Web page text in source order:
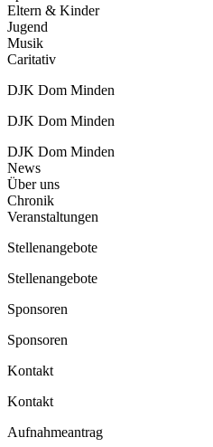
Eltern & Kinder
Jugend
Musik
Caritativ
DJK Dom Minden
DJK Dom Minden
DJK Dom Minden
News
Über uns
Chronik
Veranstaltungen
Stellenangebote
Stellenangebote
Sponsoren
Sponsoren
Kontakt
Kontakt
Aufnahmeantrag